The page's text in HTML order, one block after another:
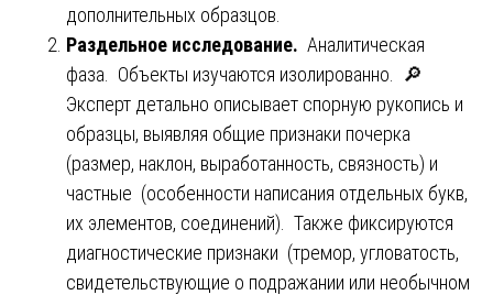
дополнительных образцов.
Раздельное исследование. Аналитическая
фаза. Объекты изучаются изолированно. 🔎
Эксперт детально описывает спорную рукопись и
образцы, выявляя общие признаки почерка
(размер, наклон, выработанность, связность) и
частные (особенности написания отдельных букв,
их элементов, соединений). Также фиксируются
диагностические признаки (тремор, угловатость,
свидетельствующие о подражании или необычном